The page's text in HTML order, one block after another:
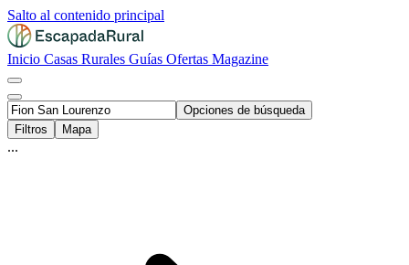
Salto al contenido principal
Inicio Casas Rurales Guías Ofertas Magazine
Opciones de búsqueda
Filtros
Mapa
...